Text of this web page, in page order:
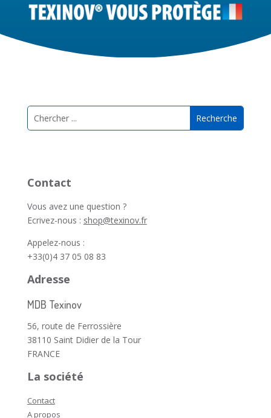
Contact
Vous avez une question ?
Ecrivez-nous : shop@texinov.fr
Appelez-nous :
+33(0)4 37 05 08 83
Adresse
MDB Texinov
56, route de Ferrossière
38110 Saint Didier de la Tour
FRANCE
La société
Contact
A propos